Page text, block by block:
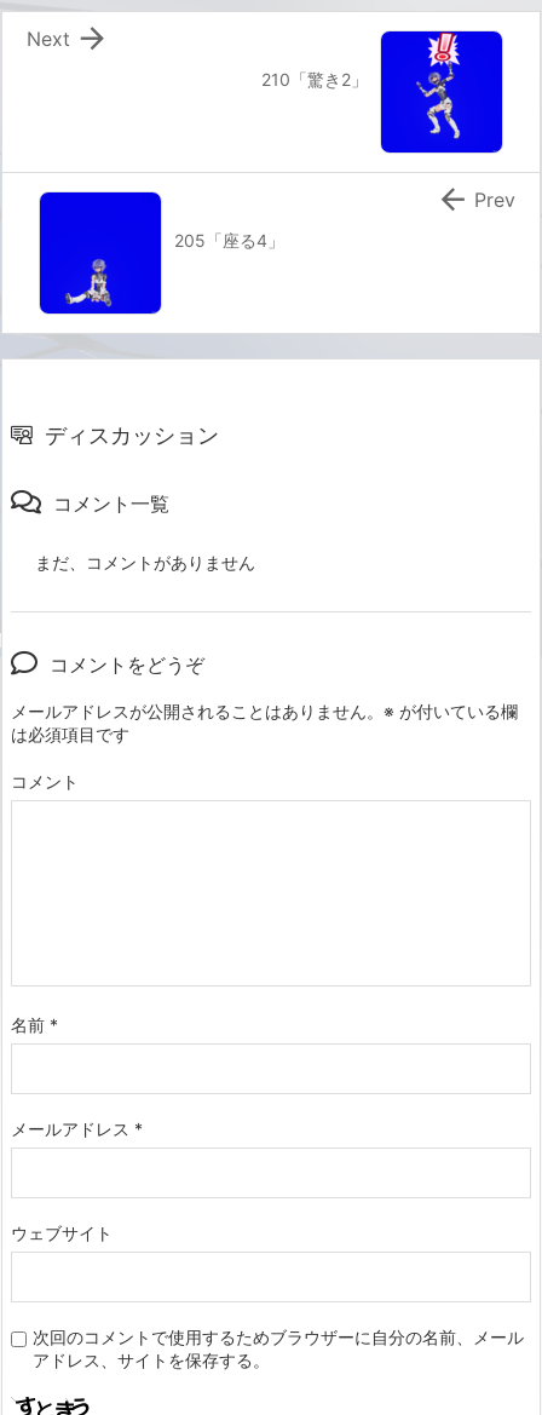
210「驚き2」

Next
205「座る4」
 Prev
ディスカッション
コメント一覧
まだ、コメントがありません
コメントをどうぞ
メールアドレスが公開されることはありません。 ※ が付いている欄
は必須項目です
コメント
名前 *
メールアドレス *
ウェブサイト
次回のコメントで使用するためブラウザーに自分の名前、メール
アドレス、サイトを保存する。